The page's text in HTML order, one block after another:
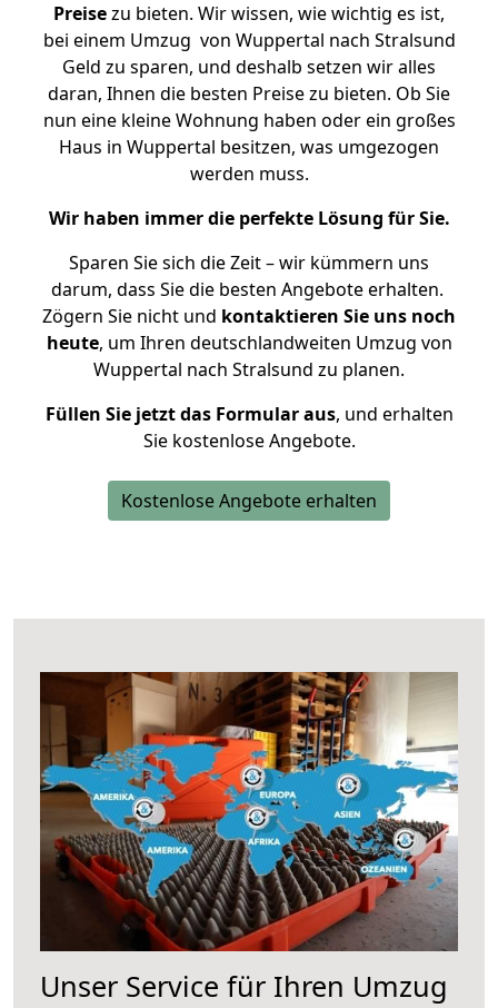
Preisezu bieten. Wir wissen, wie wichtig es ist,
bei einem Umzug von Wuppertal nach Stralsund
Geld zu sparen, und deshalb setzen wir alles
daran, Ihnen die besten Preise zu bieten. Ob Sie
nun eine kleine Wohnung haben oder ein großes
Haus in Wuppertal besitzen, was umgezogen
werden muss.
Wir haben immer die perfekte Lösung für Sie.
Sparen Sie sich die Zeit – wir kümmern uns
darum, dass Sie die besten Angebote erhalten.
Zögern Sie nicht und kontaktieren Sie uns noch
heute, um Ihren deutschlandweiten Umzug von
Wuppertal nach Stralsund zu planen.
Füllen Sie jetzt das Formular aus, und erhalten
Sie kostenlose Angebote.
Kostenlose Angebote erhalten
Unser Service für Ihren Umzug